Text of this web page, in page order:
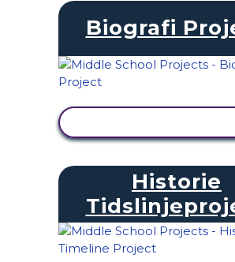
Biografi
Historie